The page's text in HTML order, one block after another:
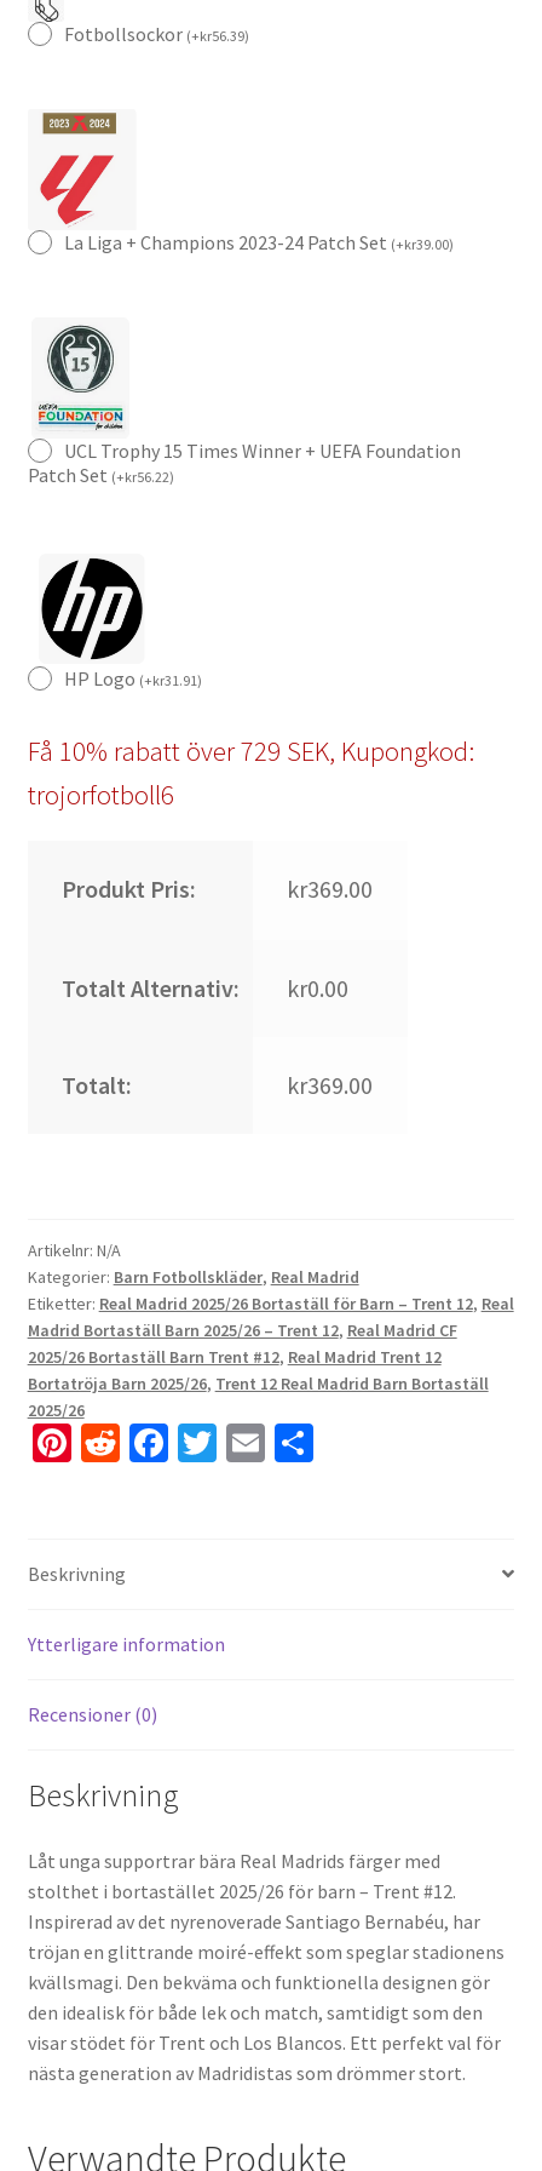
Fotbollsockor (+kr56.39)
La Liga + Champions 2023-24 Patch Set (+kr39.00)
UCL Trophy 15 Times Winner + UEFA Foundation
Patch Set (+kr56.22)
HP Logo (+kr31.91)
Få 10% rabatt över 729 SEK, Kupongkod:
trojorfotboll6
Produkt Pris: kr369.00
Totalt Alternativ: kr0.00
Totalt: kr369.00
Artikelnr: N/A
Kategorier: Barn Fotbollskläder, Real Madrid
Etiketter: Real Madrid 2025/26 Bortaställ för Barn – Trent 12, Real
Madrid Bortaställ Barn 2025/26 – Trent 12, Real Madrid CF
2025/26 Bortaställ Barn Trent #12, Real Madrid Trent 12
Bortatröja Barn 2025/26, Trent 12 Real Madrid Barn Bortaställ
2025/26
Pi
es
t
R
di
t
Fa
k
T E D
Beskrivning
Ytterligare information
Recensioner (0)
Beskrivning
Låt unga supportrar bära Real Madrids färger med
stolthet i bortastället 2025/26 för barn – Trent #12.
Inspirerad av det nyrenoverade Santiago Bernabéu, har
tröjan en glittrande moiré-effekt som speglar stadionens
kvällsmagi. Den bekväma och funktionella designen gör
den idealisk för både lek och match, samtidigt som den
visar stödet för Trent och Los Blancos. Ett perfekt val för
nästa generation av Madridistas som drömmer stort.
Verwandte Produkte